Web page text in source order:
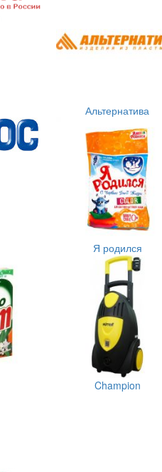
Альтернатива
Я родился
Champion